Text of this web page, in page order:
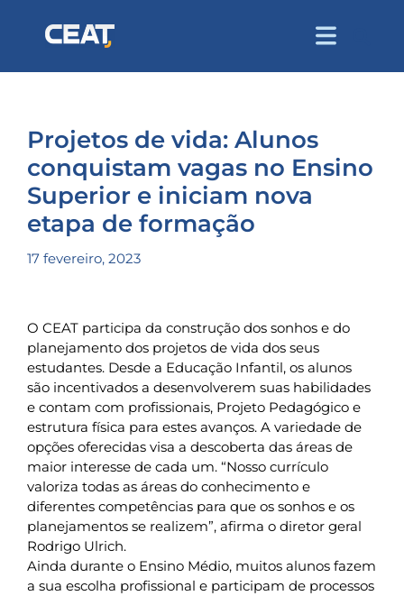
Projetos de vida: Alunos
conquistam vagas no Ensino
Superior e iniciam nova
etapa de formação
17 fevereiro, 2023
O CEAT participa da construção dos sonhos e do
planejamento dos projetos de vida dos seus
estudantes. Desde a Educação Infantil, os alunos
são incentivados a desenvolverem suas habilidades
e contam com profissionais, Projeto Pedagógico e
estrutura física para estes avanços. A variedade de
opções oferecidas visa a descoberta das áreas de
maior interesse de cada um. “Nosso currículo
valoriza todas as áreas do conhecimento e
diferentes competências para que os sonhos e os
planejamentos se realizem”, afirma o diretor geral
Rodrigo Ulrich.
Ainda durante o Ensino Médio, muitos alunos fazem
a sua escolha profissional e participam de processos